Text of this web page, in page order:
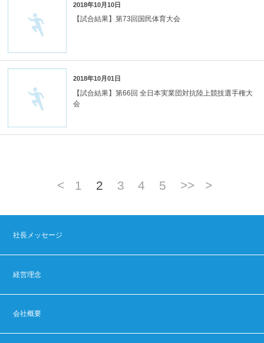
2018年10月10日
【試合結果】第73回国民体育大会
2018年10月01日
【試合結果】第66回 全日本実業団対抗陸上競技選手権大
会
< 1 2 3 4 5 >> >
社長メッセージ
経営理念
会社概要